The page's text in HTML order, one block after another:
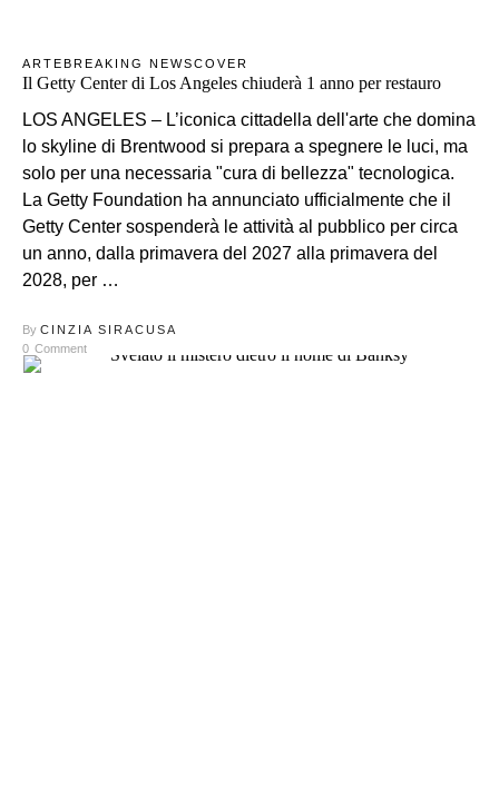
ARTEBREAKING NEWSCOVER
Il Getty Center di Los Angeles chiuderà 1 anno per restauro
LOS ANGELES – L’iconica cittadella dell'arte che domina
lo skyline di Brentwood si prepara a spegnere le luci, ma
solo per una necessaria "cura di bellezza" tecnologica.
La Getty Foundation ha annunciato ufficialmente che il
Getty Center sospenderà le attività al pubblico per circa
un anno, dalla primavera del 2027 alla primavera del
2028, per …
By CINZIA SIRACUSA
0 Comment